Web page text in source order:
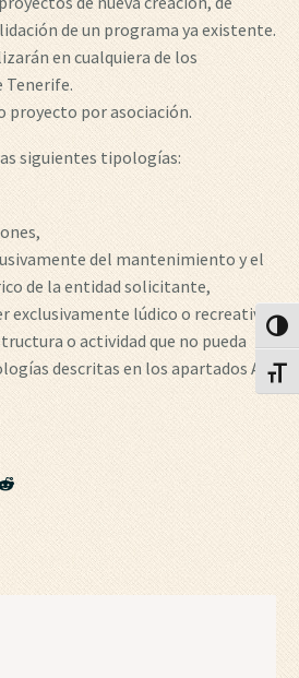
de un programa ya existente.
en cualquiera de los
Tenerife.
proyecto por asociación.
siguientes tipologías:
del mantenimiento y el
de la entidad solicitante,
exclusivamente lúdico o recreativo,
o actividad que no pueda
descritas en los apartados A y